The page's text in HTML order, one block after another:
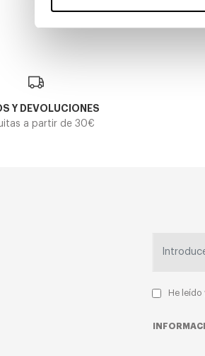
Y DEVOLUCIONES
a partir de 30€
He